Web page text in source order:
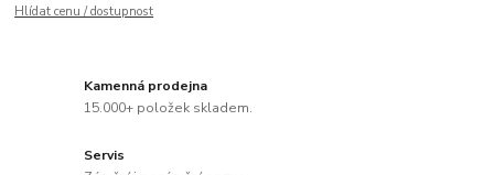
Hlídat cenu / dostupnost
Kamenná prodejna
15.000+ položek skladem.
Servis